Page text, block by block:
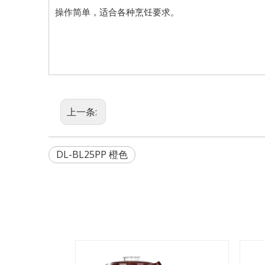
操作简单，适合各种烹饪要求。
上一条:
DL-BL25PP 橙色